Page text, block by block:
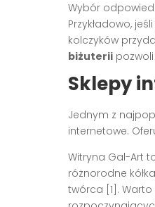
Wybór
Przykładowo,
kolczyków
biżuterii
Sklepy
Jednym z
internetowe.
Witryna Gal-Art
różnorodne
twórca [1].